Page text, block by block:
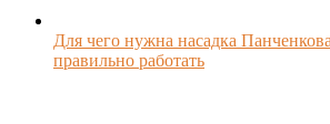
Для чего нужна насадка
правильно работать